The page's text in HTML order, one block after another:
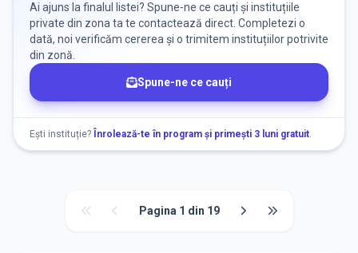
Ai ajuns la finalul listei? Spune-ne ce cauți și instituțiile
private din zona ta te contactează direct. Completezi o
dată, noi verificăm cererea și o trimitem instituțiilor potrivite
din zonă.
Spune-ne ce cauți
Ești instituție? Înrolează-te în program și primești 3 luni gratuit.
Pagina 1 din 19